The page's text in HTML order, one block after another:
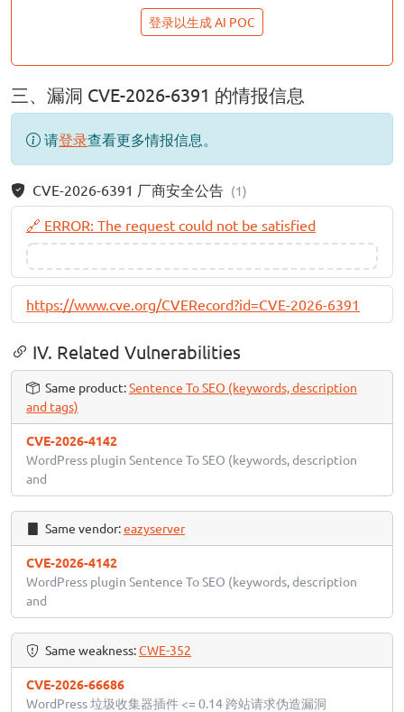
登录以生成 AI POC
三、漏洞 CVE-2026-6391 的情报信息
请登录查看更多情报信息。
CVE-2026-6391 厂商安全公告 (1)
🔗 ERROR: The request could not be satisfied
https://www.cve.org/CVERecord?id=CVE-2026-6391
IV. Related Vulnerabilities
Same product:Sentence To SEO (keywords, description
and tags)
CVE-2026-4142
WordPress plugin Sentence To SEO (keywords, description
and
Same vendor:eazyserver
CVE-2026-4142
WordPress plugin Sentence To SEO (keywords, description
and
Same weakness:CWE-352
CVE-2026-66686
WordPress 垃圾收集器插件 <= 0.14 跨站请求伪造漏洞